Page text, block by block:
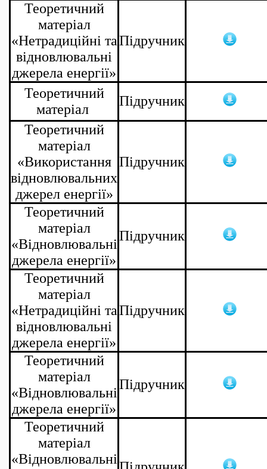
Теоретичний
матеріал
«Нетрадиційні та
відновлювальні
джерела енергії»
Підручник
Теоретичний
матеріал
Підручник
Теоретичний
матеріал
«Використання
відновлювальних
джерел енергії»
Підручник
Теоретичний
матеріал
«Відновлювальні
джерела енергії»
Підручник
Теоретичний
матеріал
«Нетрадиційні та
відновлювальні
джерела енергії»
Підручник
Теоретичний
матеріал
«Відновлювальні
джерела енергії»
Підручник
Теоретичний
матеріал
«Відновлювальні